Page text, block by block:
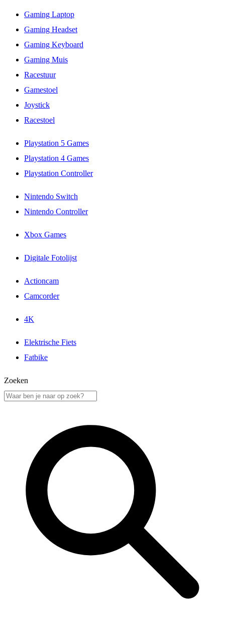
Gaming Laptop
Gaming Headset
Gaming Keyboard
Gaming Muis
Racestuur
Gamestoel
Joystick
Racestoel
Playstation 5 Games
Playstation 4 Games
Playstation Controller
Nintendo Switch
Nintendo Controller
Xbox Games
Digitale Fotolijst
Actioncam
Camcorder
4K
Elektrische Fiets
Fatbike
Zoeken